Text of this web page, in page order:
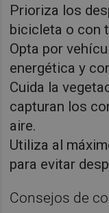
Prioriza los
bicicleta o con
Opta por
energética y
Cuida la
capturan los
aire.
Utiliza al
para evitar
Consejos de